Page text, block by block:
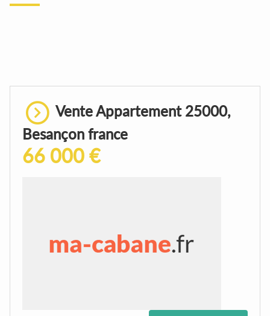
Vente Appartement 25000,
Besançon france
66 000 €